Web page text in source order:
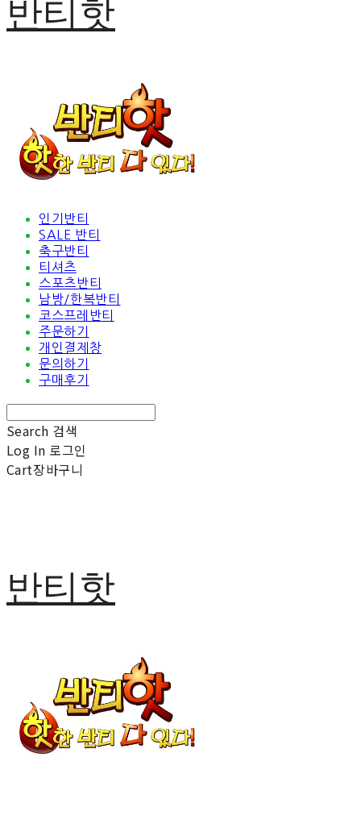
반티핫
인기반티
SALE 반티
축구반티
티셔츠
스포츠반티
남방/한복반티
코스프레반티
주문하기
개인결제창
문의하기
구매후기
Search 검색
Log In 로그인
Cart장바구니
반티핫